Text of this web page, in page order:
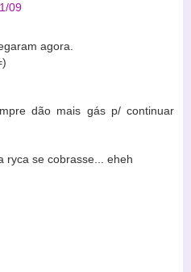
09
agora.
dão mais gás p/ continuar
ryca se cobrasse... eheh